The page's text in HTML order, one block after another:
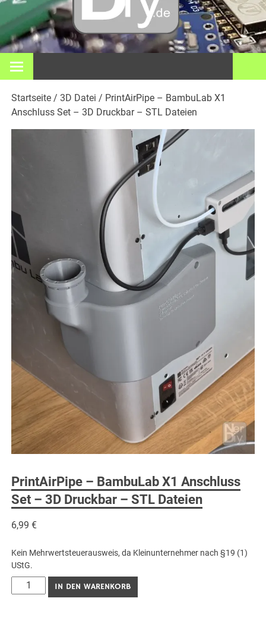
3D
und
Bei nerdiy.de dreht sich alles um Elektronik, Heimwerken, 3D-
Druck, Smart Home und viele andere technische Themen.
Startseite /3D Datei / PrintAirPipe – BambuLab X1
Anschluss Set – 3D Druckbar – STL Dateien
PrintAirPipe – BambuLab X1 Anschluss
Set – 3D Druckbar – STL Dateien
6,99€
Kein Mehrwertsteuerausweis, da Kleinunternehmer nach §19 (1)
UStG.
PrintAirPipe
-
IN DEN WARENKORB